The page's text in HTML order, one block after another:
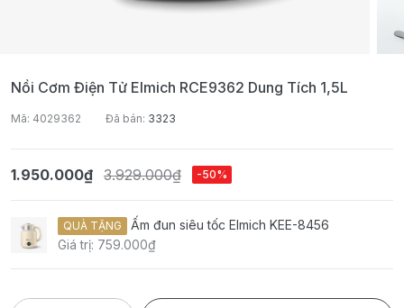
Nồi Cơm Điện Tử Elmich RCE9362 Dung Tích 1,5L
Mã: 4029362 Đã bán: 3323
1.950.000₫ 3.929.000₫ -50%
QUÀ TẶNG
Ấm đun siêu tốc Elmich KEE-8456
Giá trị: 759.000₫